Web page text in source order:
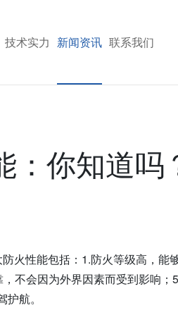
技术实力 新闻资讯 联系我们
：你知道吗
火性能包括：1.防火等级高，能
不会因为外界因素而受到影响
航。